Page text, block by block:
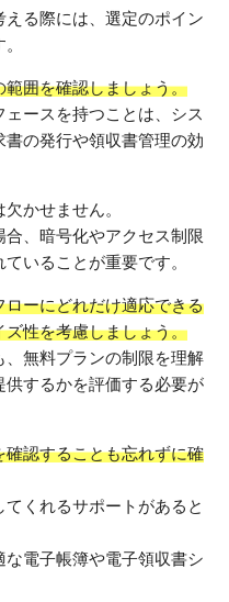
る際には、選定のポイン
囲を確認しましょう。
ースを持つことは、シス
の発行や領収書管理の効
かせません。
、暗号化やアクセス制限
いることが重要です。
ーにどれだけ適応できる
性を考慮しましょう。
、無料プランの制限を理解
供するかを評価する必要が
認することも忘れずに確
くれるサポートがあると
電子帳簿や電子領収書シ